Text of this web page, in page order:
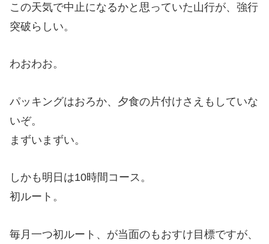
この天気で中止になるかと思っていた山行が、強行
突破らしい。
わおわお。
パッキングはおろか、夕食の片付けさえもしていな
いぞ。
まずいまずい。
しかも明日は10時間コース。
初ルート。
毎月一つ初ルート、が当面のもおすけ目標ですが、